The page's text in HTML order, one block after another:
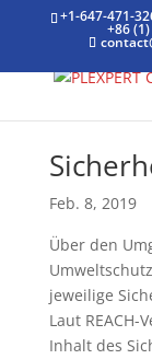
+1-647-471-
+86
Feb. 8, 2019
Über den
jeweilige
Laut REACH-
Inhalt des